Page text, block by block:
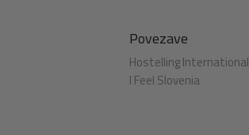
Povezave
Hostelling International
I Feel Slovenia